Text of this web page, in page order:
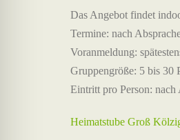
Das Angebot findet
Termine: nach
Voranmeldung:
Gruppengröße: 5 bis 30
Eintritt pro Person: nach
Heimatstube Groß